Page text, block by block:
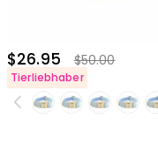
$26.95 $50.00
Tierliebhaber